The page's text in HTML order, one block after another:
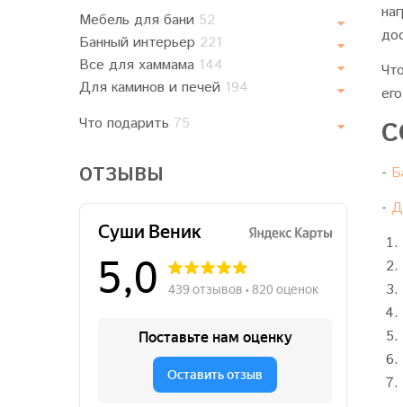
Мебель для бани 52
Банный интерьер 221
Все для хаммама 144
Для каминов и печей 194
Что подарить 75
ОТЗЫВЫ -
-